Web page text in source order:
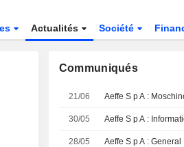
Actualités Société
Communiqués
21/06 Aeffe S p A :
30/05
28/05 Aeffe S p A :